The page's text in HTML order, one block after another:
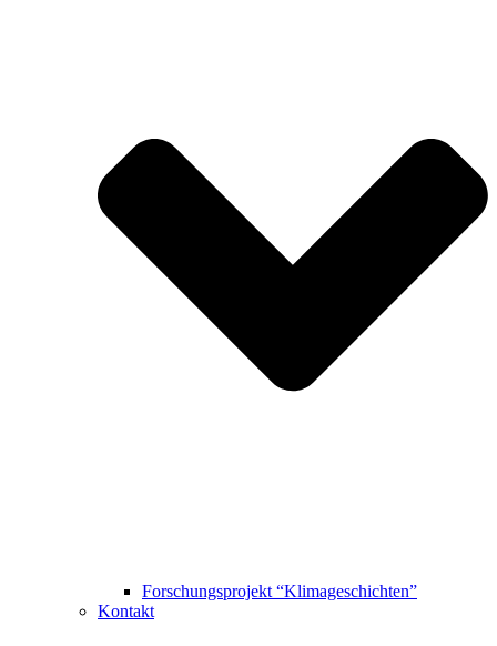
Forschungsprojekt “Klimageschichten”
Kontakt